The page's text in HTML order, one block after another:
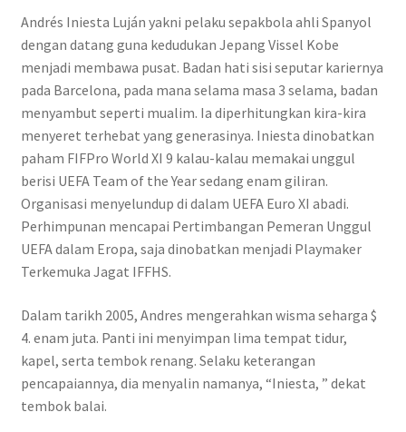
Andrés Iniesta Luján yakni pelaku sepakbola ahli Spanyol
dengan datang guna kedudukan Jepang Vissel Kobe
menjadi membawa pusat. Badan hati sisi seputar kariernya
pada Barcelona, pada mana selama masa 3 selama, badan
menyambut seperti mualim. Ia diperhitungkan kira-kira
menyeret terhebat yang generasinya. Iniesta dinobatkan
paham FIFPro World XI 9 kalau-kalau memakai unggul
berisi UEFA Team of the Year sedang enam giliran.
Organisasi menyelundup di dalam UEFA Euro XI abadi.
Perhimpunan mencapai Pertimbangan Pemeran Unggul
UEFA dalam Eropa, saja dinobatkan menjadi Playmaker
Terkemuka Jagat IFFHS.
Dalam tarikh 2005, Andres mengerahkan wisma seharga $
4. enam juta. Panti ini menyimpan lima tempat tidur,
kapel, serta tembok renang. Selaku keterangan
pencapaiannya, dia menyalin namanya, “Iniesta, ” dekat
tembok balai.